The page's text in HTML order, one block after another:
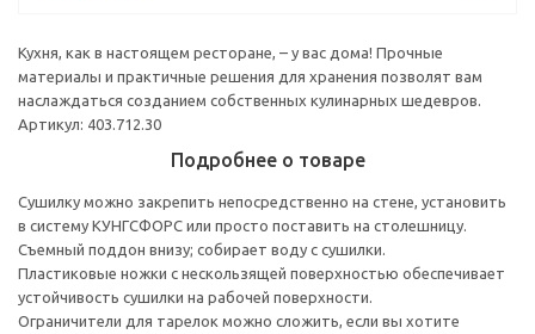
Кухня, как в настоящем ресторане, – у вас дома! Прочные
материалы и практичные решения для хранения позволят вам
наслаждаться созданием собственных кулинарных шедевров.
Артикул: 403.712.30
Подробнее о товаре
Сушилку можно закрепить непосредственно на стене, установить
в систему КУНГСФОРС или просто поставить на столешницу.
Съемный поддон внизу; собирает воду с сушилки.
Пластиковые ножки с нескользящей поверхностью обеспечивает
устойчивость сушилки на рабочей поверхности.
Ограничители для тарелок можно сложить, если вы хотите